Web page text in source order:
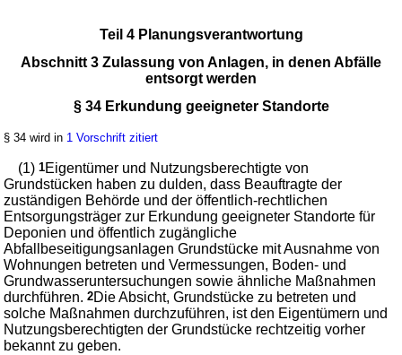
Teil 4 Planungsverantwortung
Abschnitt 3 Zulassung von Anlagen, in denen Abfälle
entsorgt werden
§ 34 Erkundung geeigneter Standorte
§ 34 wird in 1 Vorschrift zitiert
(1)1Eigentümer und Nutzungsberechtigte von
Grundstücken haben zu dulden, dass Beauftragte der
zuständigen Behörde und der öffentlich-rechtlichen
Entsorgungsträger zur Erkundung geeigneter Standorte für
Deponien und öffentlich zugängliche
Abfallbeseitigungsanlagen Grundstücke mit Ausnahme von
Wohnungen betreten und Vermessungen, Boden- und
Grundwasseruntersuchungen sowie ähnliche Maßnahmen
durchführen.2Die Absicht, Grundstücke zu betreten und
solche Maßnahmen durchzuführen, ist den Eigentümern und
Nutzungsberechtigten der Grundstücke rechtzeitig vorher
bekannt zu geben.